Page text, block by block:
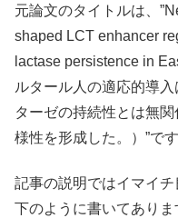
元論文のタイトルは、
shaped LCT enhancer
lactase persistence in
ルタール人の適応的導
ターゼの持続性とは無
様性を形成した。）”で
記事の説明ではイマイ
下のように書いてあり